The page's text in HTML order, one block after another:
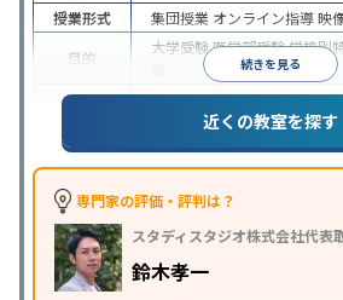
続きを見る
授業形式
集団授業 オンライン指導映
目的
大学受験医学部受験学校別
特待生・奨学金制度あり授
PC・タブレットを利用1科目
習のみの受講可
※2024年6月調査。大学受験塾・予備校のアン
近くの教室を探す
専門家の評価・評判は？
スタディスタジオ株式会社代表
鈴木孝一